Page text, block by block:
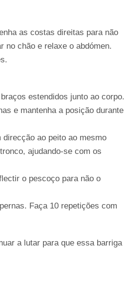
as costas direitas para não
no chão e relaxe o abdómen.
estendidos junto ao corpo.
e mantenha a posição durante
ao peito ao mesmo
ajudando-se com os
o pescoço para não o
Faça 10 repetições com
a lutar para que essa barriga